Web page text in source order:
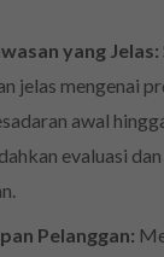
yang Jelas:
jelas mengenai
awal
evaluasi
Pelanggan: